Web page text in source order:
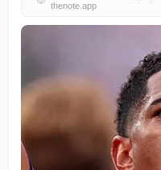
thenote.app